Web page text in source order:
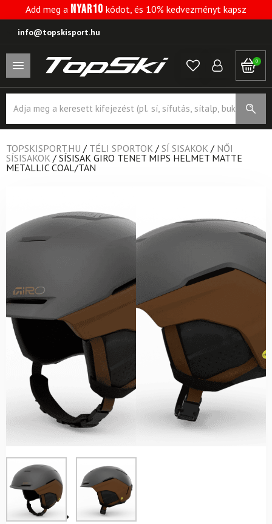
Add meg a NYAR10 kódot, és 10% kedvezményt kapsz
info@topskisport.hu
0
search
TOPSKISPORT.HU / TÉLI SPORTOK / SÍ SISAKOK / NŐI
SÍSISAKOK / SÍSISAK GIRO TENET MIPS HELMET MATTE
METALLIC COAL/TAN